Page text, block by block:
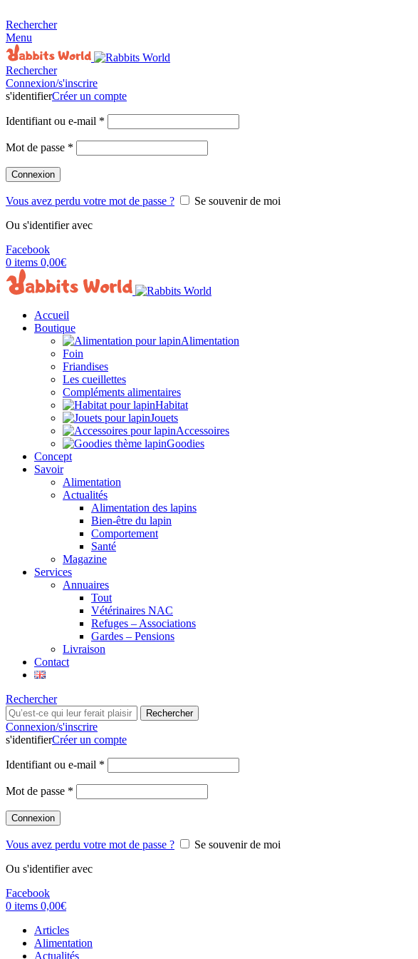
Rechercher
Menu
Rechercher
Connexion/s'inscrire
s'identifierCréer un compte
Identifiant ou e-mail *
Mot de passe *
Connexion
Vous avez perdu votre mot de passe ?
Se souvenir de moi
Ou s'identifier avec
Facebook
0 items 0,00€
Accueil
Boutique
Alimentation
Foin
Friandises
Les cueillettes
Compléments alimentaires
Habitat
Jouets
Accessoires
Goodies
Concept
Savoir
Alimentation
Actualités
Alimentation des lapins
Bien-être du lapin
Comportement
Santé
Magazine
Services
Annuaires
Tout
Vétérinaires NAC
Refuges – Associations
Gardes – Pensions
Livraison
Contact
Rechercher
Rechercher
Connexion/s'inscrire
s'identifierCréer un compte
Identifiant ou e-mail *
Mot de passe *
Connexion
Vous avez perdu votre mot de passe ?
Se souvenir de moi
Ou s'identifier avec
Facebook
0 items 0,00€
Articles
Alimentation
Actualités